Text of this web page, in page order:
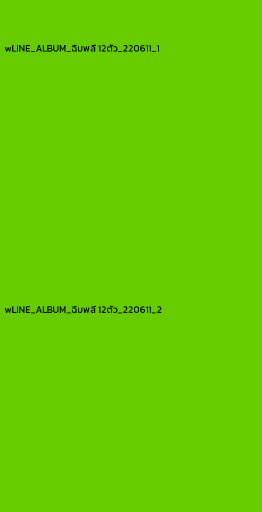
wLINE_ALBUM_ฉิมพลี 12ตัว_220611_1
wLINE_ALBUM_ฉิมพลี 12ตัว_220611_2